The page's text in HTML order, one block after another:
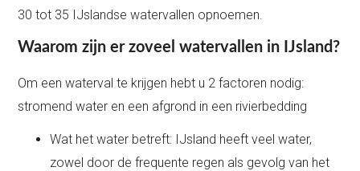
30 tot 35 IJslandse watervallen opnoemen.
Waarom zijn er zoveel watervallen in IJsland?
Om een waterval te krijgen hebt u 2 factoren nodig:
stromend water en een afgrond in een rivierbedding
Wat het water betreft: IJsland heeft veel water,
zowel door de frequente regen als gevolg van het